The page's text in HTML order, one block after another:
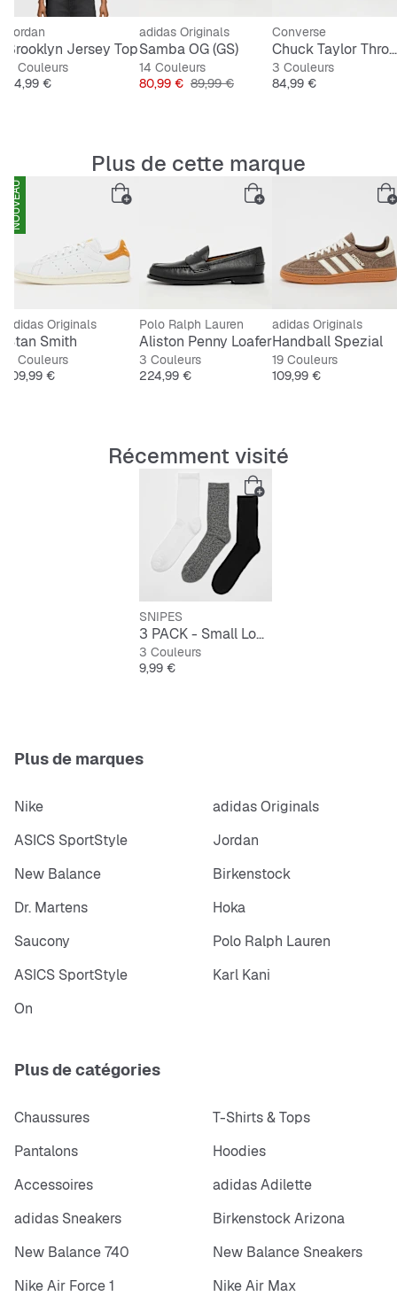
Jordan
Brooklyn Jersey Top
2 Couleurs
Prix
54,99 €
adidas Originals
Samba OG (GS)
14 Couleurs
Prix
80,99 € Prix original
89,99 €
Converse
Chuck Taylor Throwback
3 Couleurs
Prix
84,99 €
Plus de cette marque
NOUVEAU
adidas Originals
Stan Smith
4 Couleurs
Prix
109,99 €
Polo Ralph Lauren
Aliston Penny Loafer
3 Couleurs
Prix
224,99 €
adidas Originals
Handball Spezial
19 Couleurs
Prix
109,99 €
Récemment visité
SNIPES
3 PACK - Small Logo Essential Crew Socks
3 Couleurs
Prix
9,99 €
Plus de marques
Nike
adidas Originals
ASICS SportStyle
Jordan
New Balance
Birkenstock
Dr. Martens
Hoka
Saucony
Polo Ralph Lauren
ASICS SportStyle
Karl Kani
On
Plus de catégories
Chaussures
T-Shirts & Tops
Pantalons
Hoodies
Accessoires
adidas Adilette
adidas Sneakers
Birkenstock Arizona
New Balance 740
New Balance Sneakers
Nike Air Force 1
Nike Air Max